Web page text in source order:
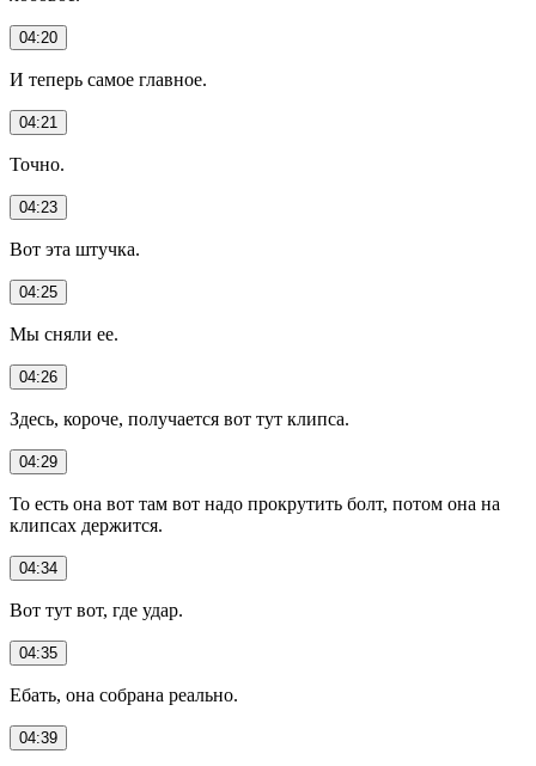
04:20
И теперь самое главное.
04:21
Точно.
04:23
Вот эта штучка.
04:25
Мы сняли ее.
04:26
Здесь, короче, получается вот тут клипса.
04:29
То есть она вот там вот надо прокрутить болт, потом она на
клипсах держится.
04:34
Вот тут вот, где удар.
04:35
Ебать, она собрана реально.
04:39